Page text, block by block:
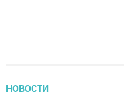
НОВОСТИ